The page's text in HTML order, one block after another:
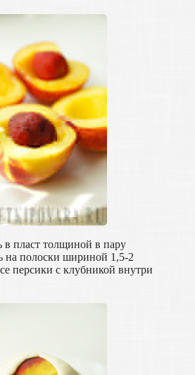
в пласт толщиной в пару
на полоски шириной 1,5-2
персики с клубникой внутри